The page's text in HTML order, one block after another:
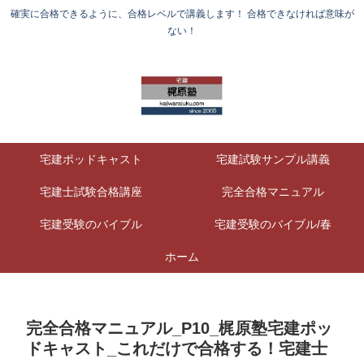
確実に合格できるように、合格レベルで講義します！ 合格できなければ意味が
ない！
宅建ポッドキャスト 宅建試験サンプル講義
宅建士試験合格講座 完全合格マニュアル
宅建受験のバイブル 宅建受験のバイブル/春
ホーム
完全合格マニュアル_P10_梶原塾宅建ポッ
ドキャスト_これだけで合格する！宅建士